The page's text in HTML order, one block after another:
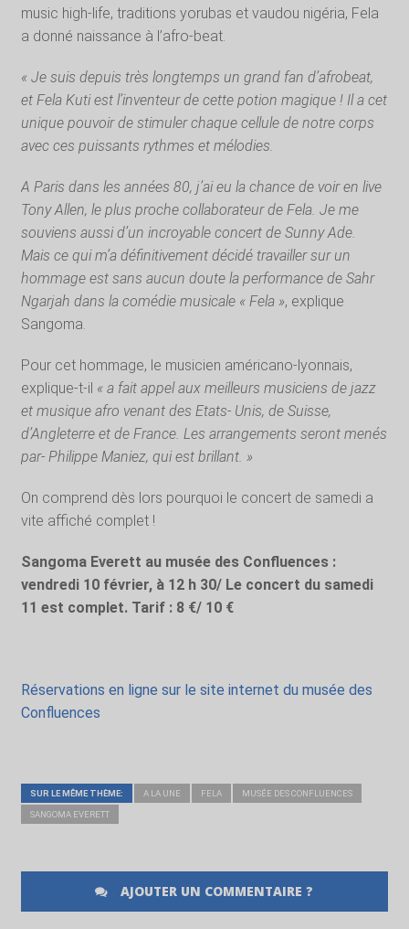
music high-life, traditions yorubas et vaudou nigéria, Fela
a donné naissance à l’afro-beat.
« Je suis depuis très longtemps un grand fan d’afrobeat,
et Fela Kuti est l’inventeur de cette potion magique ! Il a cet
unique pouvoir de stimuler chaque cellule de notre corps
avec ces puissants rythmes et mélodies.
A Paris dans les années 80, j’ai eu la chance de voir en live
Tony Allen, le plus proche collaborateur de Fela. Je me
souviens aussi d’un incroyable concert de Sunny Ade.
Mais ce qui m’a définitivement décidé travailler sur un
hommage est sans aucun doute la performance de Sahr
Ngarjah dans la comédie musicale « Fela », explique
Sangoma.
Pour cet hommage, le musicien américano-lyonnais,
explique-t-il « a fait appel aux meilleurs musiciens de jazz
et musique afro venant des Etats- Unis, de Suisse,
d’Angleterre et de France. Les arrangements seront menés
par- Philippe Maniez, qui est brillant. »
On comprend dès lors pourquoi le concert de samedi a
vite affiché complet !
Sangoma Everett au musée des Confluences :
vendredi 10 février, à 12 h 30/ Le concert du samedi
11 est complet. Tarif : 8 €/ 10 €
Réservations en ligne sur le site internet du musée des
Confluences
SUR LE MÊME THÈME: A LA UNE FELA MUSÉE DES CONFLUENCES
SANGOMA EVERETT
AJOUTER UN COMMENTAIRE ?